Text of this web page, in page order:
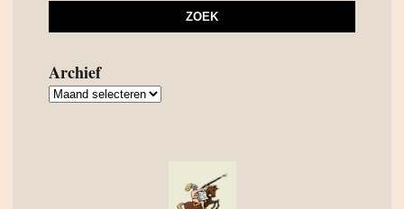
Archief
Archief